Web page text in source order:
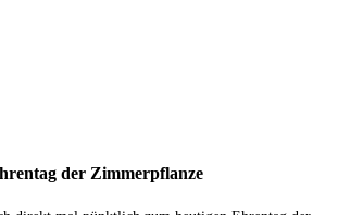
der Zimmerpflanze